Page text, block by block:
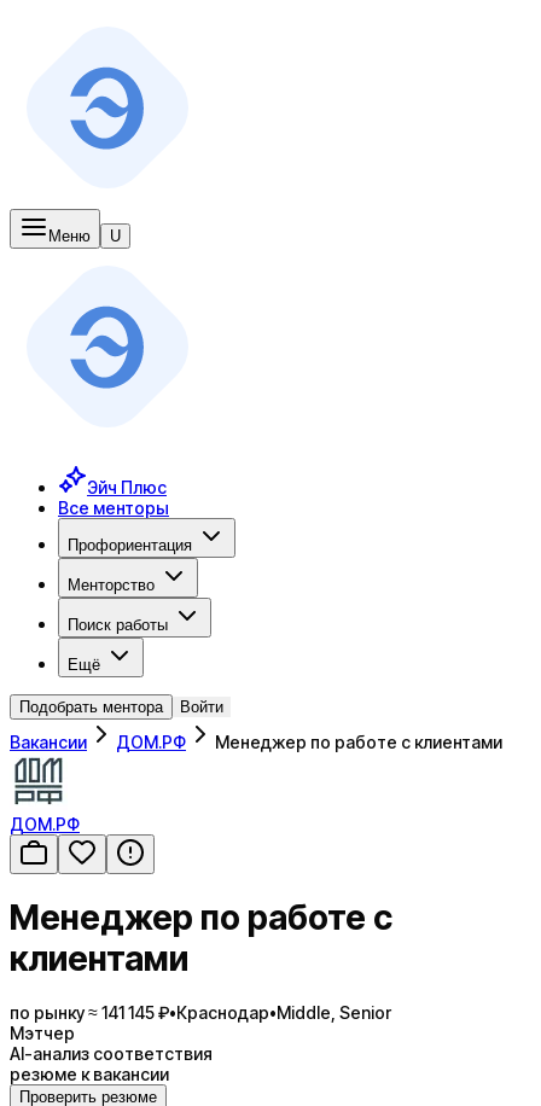
Меню U
Эйч Плюс
Все менторы
Профориентация
Менторство
Поиск работы
Ещё
Подобрать ментора Войти
Вакансии ДОМ.РФ Менеджер по работе с клиентами
ДОМ.РФ
Менеджер по работе с
клиентами
по рынку ≈ 141 145 ₽•Краснодар•Middle, Senior
Мэтчер
AI-анализ соответствия
резюме к вакансии
Проверить резюме